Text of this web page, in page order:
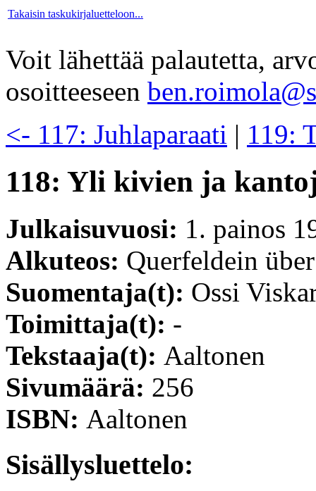
Takaisin taskukirjaluetteloon...
Voit lähettää palautetta,
osoitteeseen
<- 117: Juhlaparaati | 119:
118: Yli kivien ja
Julkaisuvuosi: 1. painos
Alkuteos: Querfeldein
Suomentaja(t): Ossi
Toimittaja(t): -
Tekstaaja(t): Aaltonen
Sivumäärä: 256
ISBN: Aaltonen
Sisällysluettelo: